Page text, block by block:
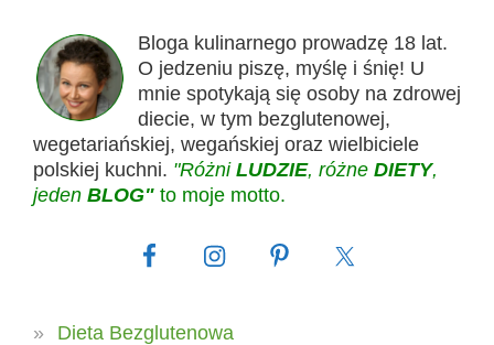
Bloga kulinarnego prowadzę 18 lat.
O jedzeniu piszę, myślę i śnię! U
mnie spotykają się osoby na zdrowej
diecie, w tym bezglutenowej,
wegetariańskiej, wegańskiej oraz wielbiciele
polskiej kuchni. "Różni LUDZIE, różne DIETY,
jeden BLOG" to moje motto.
Dieta Bezglutenowa